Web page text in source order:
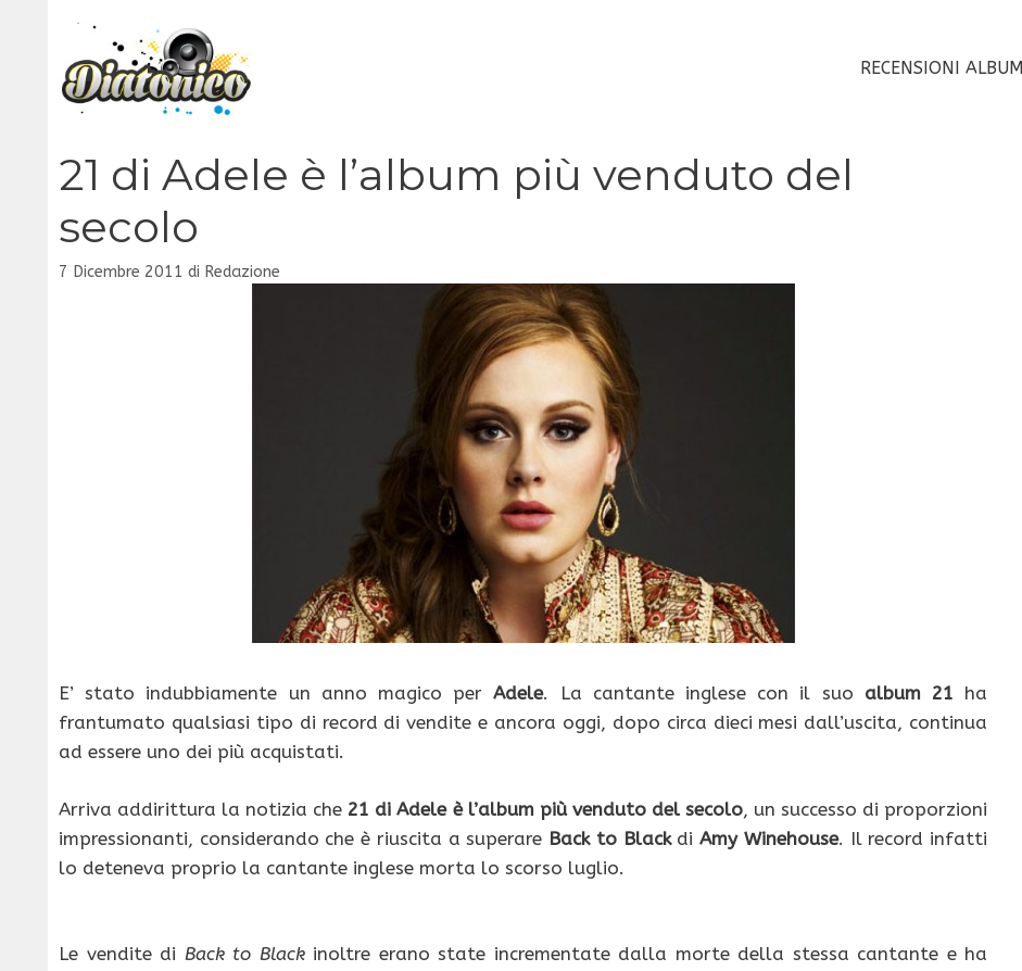
contenuto
RECENSIONI ALBUM
21 di Adele è l’album più venduto del
secolo
7 Dicembre 2011 di Redazione
E’ stato indubbiamente un anno magico perAdele. La cantante inglese con il suo album 21 ha
frantumato qualsiasi tipo di record di vendite e ancora oggi, dopo circa dieci mesi dall’uscita, continua
ad essere uno dei più acquistati.
Arriva addirittura la notizia che 21 di Adele è l’album più venduto del secolo, un successo di proporzioni
impressionanti, considerando che è riuscita a superare Back to BlackdiAmy Winehouse. Il record infatti
lo deteneva proprio la cantante inglese morta lo scorso luglio.
Le vendite di Back to Black inoltre erano state incrementate dalla morte della stessa cantante e ha